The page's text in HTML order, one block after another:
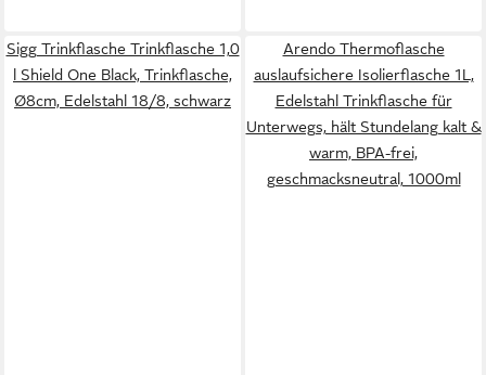
Sigg Trinkflasche Trinkflasche 1,0
l Shield One Black, Trinkflasche,
Ø8cm, Edelstahl 18/8, schwarz
Arendo Thermoflasche
auslaufsichere Isolierflasche 1L,
Edelstahl Trinkflasche für
Unterwegs, hält Stundelang kalt &
warm, BPA-frei,
geschmacksneutral, 1000ml